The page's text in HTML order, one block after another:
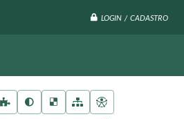
LOGIN / CADASTRO